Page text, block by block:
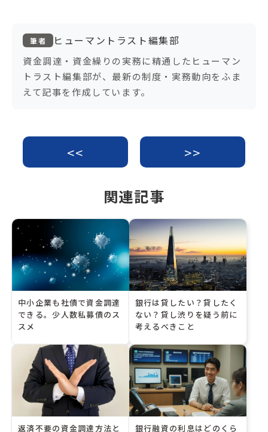
o
o
k
筆者 ヒューマントラスト編集部
資金調達・資金繰りの実務に精通したヒューマン
トラスト編集部が、最新の制度・実務動向をふま
えて記事を作成しています。
<< >>
関連記事
中小企業も社債で資金調達
できる。少人数私募債のス
スメ
銀行は貸したい？貸したく
ない？貸し渋りを疑う前に
考えるべきこと
返済不要の資金調達方法と 銀行融資の利息はどのくら